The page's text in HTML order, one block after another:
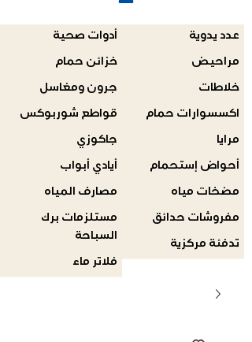
أدوات صحية
خزائن حمام
جرون ومغاسل
قواطع شوربوكس
جاكوزي
أيادي أبواب
مصارف المياه
مستلزمات برك
السباحة
فلاتر ماء
عدد يدوية
مراحيض
خلاطات
اكسسوارات حمام
مرايا
أحواض إستحمام
مضخات مياه
مفروشات حدائق
تدفئة مركزية